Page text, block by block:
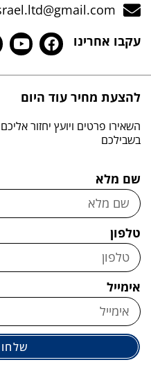
עקבו אחרינו
להצעת מחיר עוד היום
השאירו פרטים ויועץ יחזור
בשבילכם
שם מלא
טלפון
אימייל